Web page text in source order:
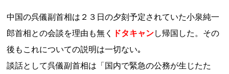
中国の呉儀副首相は２３日の夕刻予定されていた小泉純一
郎首相との会談を理由も無く
ドタキャンし帰国した。その
後もこれについての説明は一切ない｡
談話として呉儀副首相は「国内で緊急の公務が生じたた